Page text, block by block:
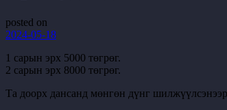
posted on
2024-05-18
1 сарын эрх 5000 төгрөг.
2 сарын эрх 8000 төгрөг.
Та доорх дансанд мөнгөн дүнг